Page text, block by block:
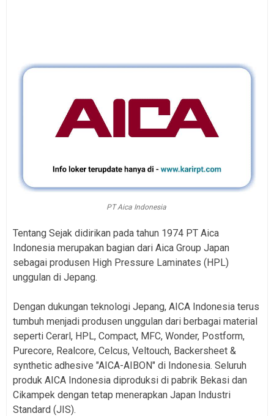
PT Aica Indonesia
Tentang Sejak didirikan pada tahun 1974 PT Aica
Indonesia merupakan bagian dari Aica Group Japan
sebagai produsen High Pressure Laminates (HPL)
unggulan di Jepang.
Dengan dukungan teknologi Jepang, AICA Indonesia terus
tumbuh menjadi produsen unggulan dari berbagai material
seperti Cerarl, HPL, Compact, MFC, Wonder, Postform,
Purecore, Realcore, Celcus, Veltouch, Backersheet &
synthetic adhesive "AICA-AIBON" di Indonesia. Seluruh
produk AICA Indonesia diproduksi di pabrik Bekasi dan
Cikampek dengan tetap menerapkan Japan Industri
Standard (JIS).